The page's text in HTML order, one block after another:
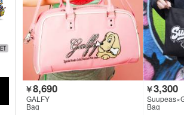
￥8,690
GALFY
Bag
￥3,300
Bag